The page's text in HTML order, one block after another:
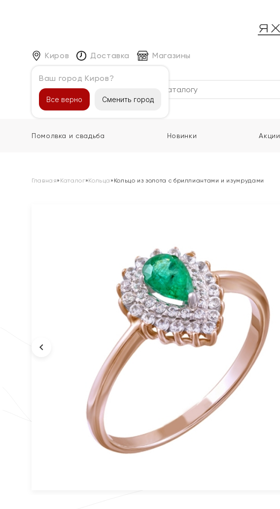
Киров
Ваш город Киров?
Все верно Сменить город
Доставка Магазины
Каталог
Помолвка и свадьба Новинки Акции
Главная» Каталог»Кольца » Кольцо из золота с бриллиантами и изумрудами